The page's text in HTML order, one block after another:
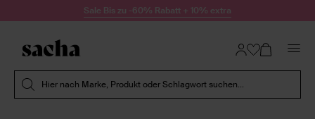
Zum Inhalt springenSale Bis zu -60% Rabatt + 10% extra
Hier nach Marke, Produkt oder Schlagwort suchen...